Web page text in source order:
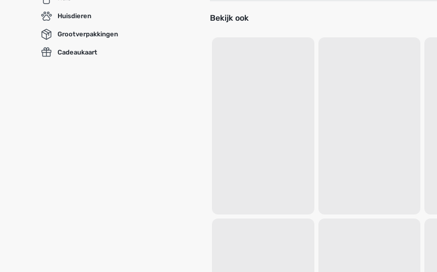
Huisdieren
Grootverpakkingen
Cadeaukaart
Bekijk ook